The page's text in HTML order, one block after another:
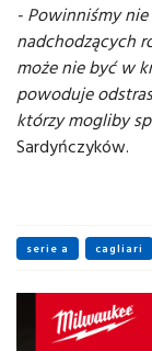
- Powinniśmy
nadchodzących
może nie być w
powoduje
którzy mogliby
Sardyńczyków.
serie a cagliari